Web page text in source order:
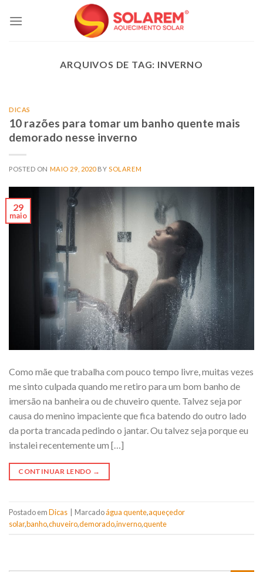
ARQUIVOS DE TAG: INVERNO
DICAS
10 razões para tomar um banho quente mais
demorado nesse inverno
POSTED ON MAIO 29, 2020BY SOLAREM
29
maio
Como mãe que trabalha com pouco tempo livre, muitas vezes
me sinto culpada quando me retiro para um bom banho de
imersão na banheira ou de chuveiro quente. Talvez seja por
causa do menino impaciente que fica batendo do outro lado
da porta trancada pedindo o jantar. Ou talvez seja porque eu
instalei recentemente um […]
CONTINUAR LENDO →
Postado emDicas Marcadoágua quente,aqueçedor
solar,banho,chuveiro,demorado,inverno,quente